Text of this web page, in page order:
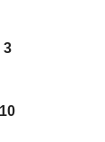
3
10